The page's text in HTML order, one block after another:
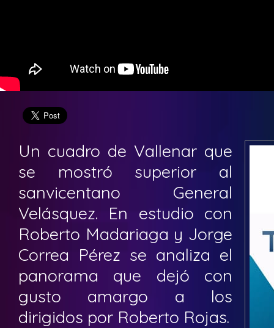
Un cuadro de Vallenar que
se mostró superior al
sanvicentano General
Velásquez. En estudio con
Roberto Madariaga y Jorge
Correa Pérez se analiza el
panorama que dejó con
gusto amargo a los
dirigidos por Roberto Rojas.